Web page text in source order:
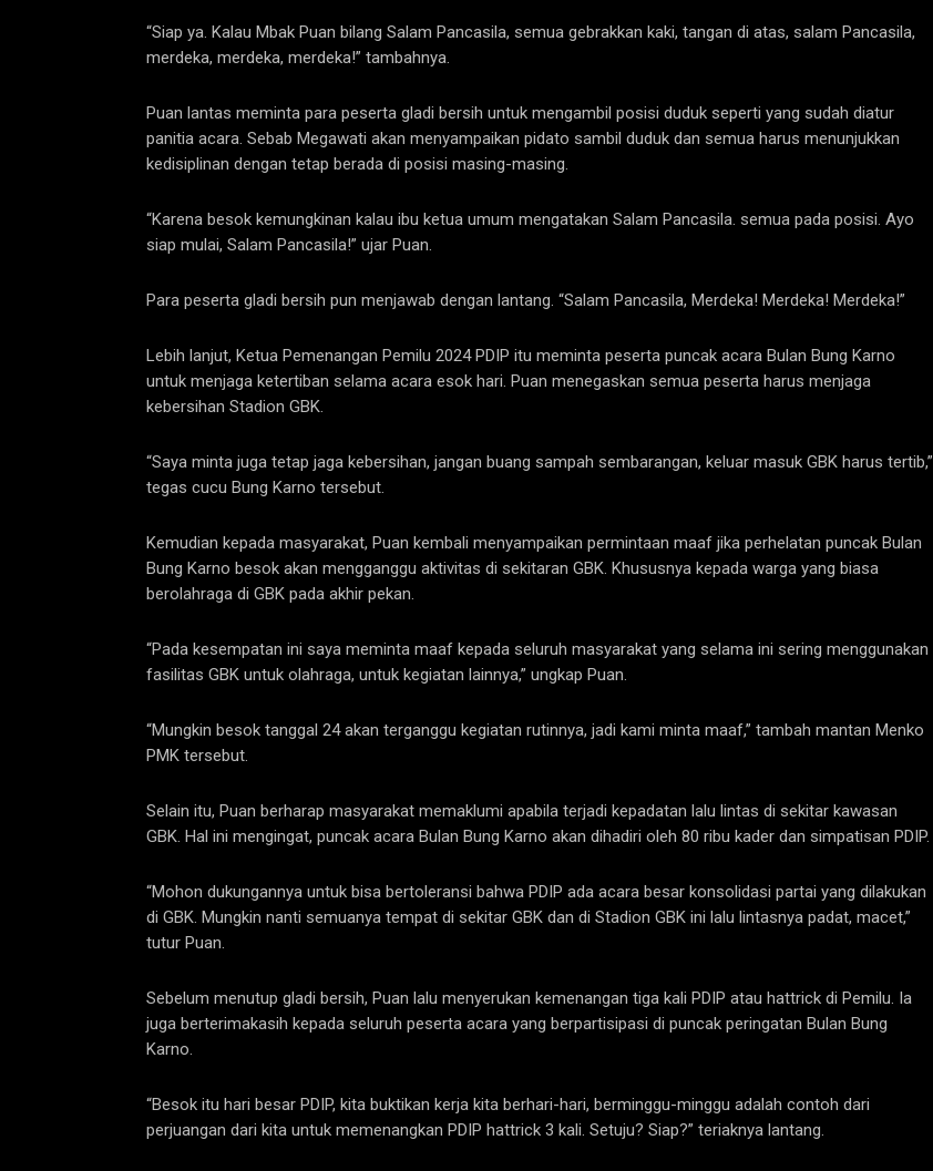
“Siap ya. Kalau Mbak Puan bilang Salam Pancasila, semua gebrakkan kaki, tangan di atas, salam Pancasila,
merdeka, merdeka, merdeka!” tambahnya.
Puan lantas meminta para peserta gladi bersih untuk mengambil posisi duduk seperti yang sudah diatur
panitia acara. Sebab Megawati akan menyampaikan pidato sambil duduk dan semua harus menunjukkan
kedisiplinan dengan tetap berada di posisi masing-masing.
“Karena besok kemungkinan kalau ibu ketua umum mengatakan Salam Pancasila. semua pada posisi. Ayo
siap mulai, Salam Pancasila!” ujar Puan.
Para peserta gladi bersih pun menjawab dengan lantang. “Salam Pancasila, Merdeka! Merdeka! Merdeka!”
Lebih lanjut, Ketua Pemenangan Pemilu 2024 PDIP itu meminta peserta puncak acara Bulan Bung Karno
untuk menjaga ketertiban selama acara esok hari. Puan menegaskan semua peserta harus menjaga
kebersihan Stadion GBK.
“Saya minta juga tetap jaga kebersihan, jangan buang sampah sembarangan, keluar masuk GBK harus tertib,”
tegas cucu Bung Karno tersebut.
Kemudian kepada masyarakat, Puan kembali menyampaikan permintaan maaf jika perhelatan puncak Bulan
Bung Karno besok akan mengganggu aktivitas di sekitaran GBK. Khususnya kepada warga yang biasa
berolahraga di GBK pada akhir pekan.
“Pada kesempatan ini saya meminta maaf kepada seluruh masyarakat yang selama ini sering menggunakan
fasilitas GBK untuk olahraga, untuk kegiatan lainnya,” ungkap Puan.
“Mungkin besok tanggal 24 akan terganggu kegiatan rutinnya, jadi kami minta maaf,” tambah mantan Menko
PMK tersebut.
Selain itu, Puan berharap masyarakat memaklumi apabila terjadi kepadatan lalu lintas di sekitar kawasan
GBK. Hal ini mengingat, puncak acara Bulan Bung Karno akan dihadiri oleh 80 ribu kader dan simpatisan PDIP.
“Mohon dukungannya untuk bisa bertoleransi bahwa PDIP ada acara besar konsolidasi partai yang dilakukan
di GBK. Mungkin nanti semuanya tempat di sekitar GBK dan di Stadion GBK ini lalu lintasnya padat, macet,”
tutur Puan.
Sebelum menutup gladi bersih, Puan lalu menyerukan kemenangan tiga kali PDIP atau hattrick di Pemilu. Ia
juga berterimakasih kepada seluruh peserta acara yang berpartisipasi di puncak peringatan Bulan Bung
Karno.
“Besok itu hari besar PDIP, kita buktikan kerja kita berhari-hari, berminggu-minggu adalah contoh dari
perjuangan dari kita untuk memenangkan PDIP hattrick 3 kali. Setuju? Siap?” teriaknya lantang.